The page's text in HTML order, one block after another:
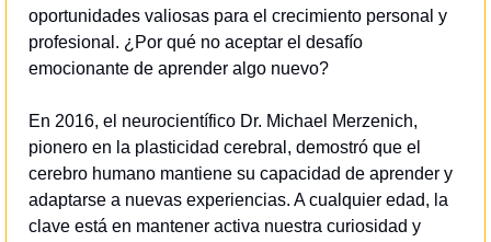
oportunidades valiosas para el crecimiento personal y
profesional. ¿Por qué no aceptar el desafío
emocionante de aprender algo nuevo?
En 2016, el neurocientífico Dr. Michael Merzenich,
pionero en la plasticidad cerebral, demostró que el
cerebro humano mantiene su capacidad de aprender y
adaptarse a nuevas experiencias. A cualquier edad, la
clave está en mantener activa nuestra curiosidad y